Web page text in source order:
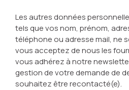
Les autres données
tels que vos nom, prénom,
téléphone ou adresse mail, ne
vous acceptez de nous les
vous adhérez à notre
gestion de votre demande de
souhaitez être recontacté(e).